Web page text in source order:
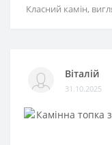
Класний камін,
Віталій
31.10.2025